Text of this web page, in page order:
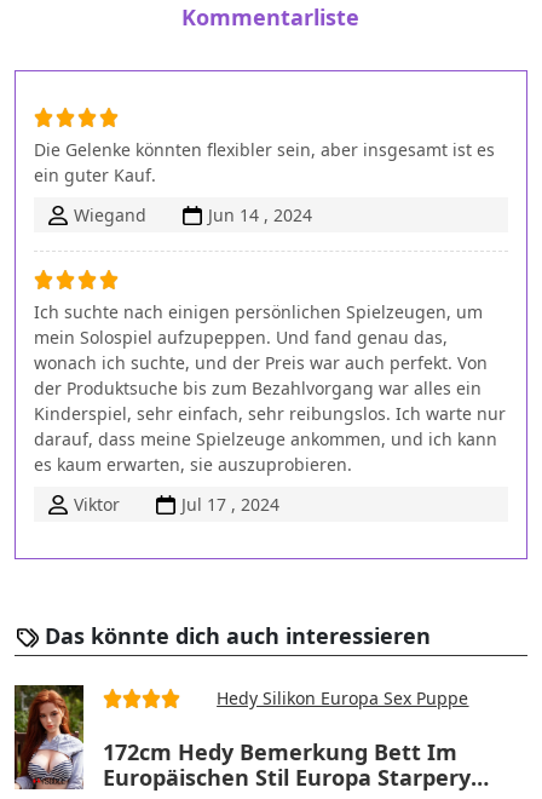
Kommentarliste
Die Gelenke könnten flexibler sein, aber insgesamt ist es
ein guter Kauf.
Wiegand
Jun 14 , 2024
Ich suchte nach einigen persönlichen Spielzeugen, um
mein Solospiel aufzupeppen. Und fand genau das,
wonach ich suchte, und der Preis war auch perfekt. Von
der Produktsuche bis zum Bezahlvorgang war alles ein
Kinderspiel, sehr einfach, sehr reibungslos. Ich warte nur
darauf, dass meine Spielzeuge ankommen, und ich kann
es kaum erwarten, sie auszuprobieren.
Viktor
Jul 17 , 2024
Das könnte dich auch interessieren
Hedy Silikon Europa Sex Puppe
172cm Hedy Bemerkung Bett Im
Europäischen Stil Europa Starpery